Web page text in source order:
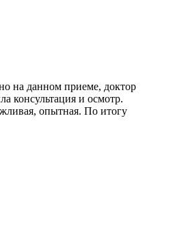
на данном приеме, доктор
консультация и осмотр.
опытная. По итогу